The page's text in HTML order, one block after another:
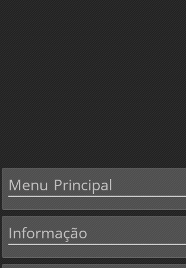
Menu Principal
Informação